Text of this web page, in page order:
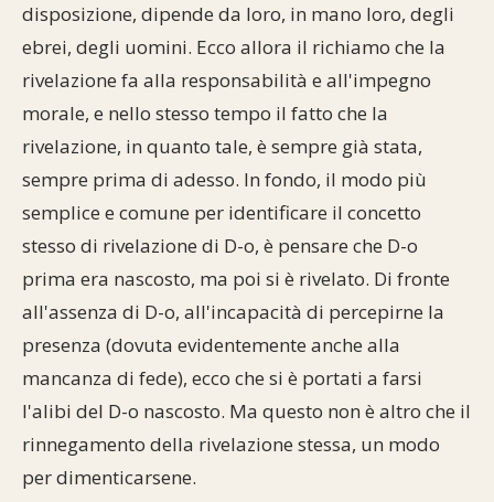
disposizione, dipende da loro, in mano loro, degli
ebrei, degli uomini. Ecco allora il richiamo che la
rivelazione fa alla responsabilità e all'impegno
morale, e nello stesso tempo il fatto che la
rivelazione, in quanto tale, è sempre già stata,
sempre prima di adesso. In fondo, il modo più
semplice e comune per identificare il concetto
stesso di rivelazione di D-o, è pensare che D-o
prima era nascosto, ma poi si è rivelato. Di fronte
all'assenza di D-o, all'incapacità di percepirne la
presenza (dovuta evidentemente anche alla
mancanza di fede), ecco che si è portati a farsi
l'alibi del D-o nascosto. Ma questo non è altro che il
rinnegamento della rivelazione stessa, un modo
per dimenticarsene.